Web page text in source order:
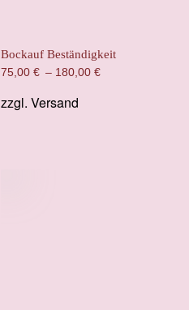
Bockauf Beständigkeit
75,00 € – 180,00 €
zzgl. Versand